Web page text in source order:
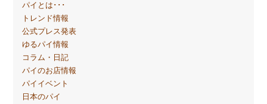
パイとは･･･
トレンド情報
公式プレス発表
ゆるパイ情報
コラム・日記
パイのお店情報
パイイベント
日本のパイ